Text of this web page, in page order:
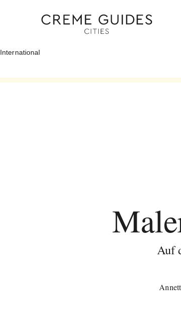
International
Auf